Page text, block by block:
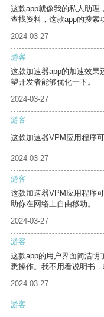
这款app就像我的私人助理
查找资料，这款app的搜索
2024-03-27
游客
这款加速器app的加速效果
望开发者能够优化一下。
2024-03-27
游客
这款加速器VPM应用程序
2024-03-27
游客
这款加速器VPM应用程序
助你在网络上自由移动。
2024-03-27
游客
这款app的用户界面简洁明
悉操作。我不用看说明书，
2024-03-27
游客